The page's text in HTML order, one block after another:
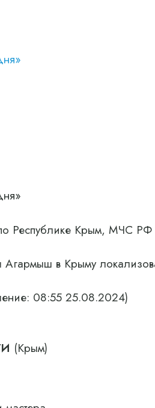
Крым, МЧС РФ
в Крыму
08:55 25.08.2024)
(Крым)